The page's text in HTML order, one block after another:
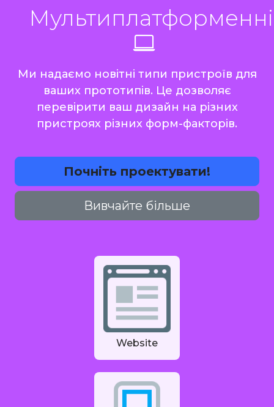
Ми надаємо новітні типи пристроїв для
ваших прототипів. Це дозволяє
перевірити ваш дизайн на різних
пристроях різних форм-факторів.
Почніть проектувати!
Вивчайте більше
Website